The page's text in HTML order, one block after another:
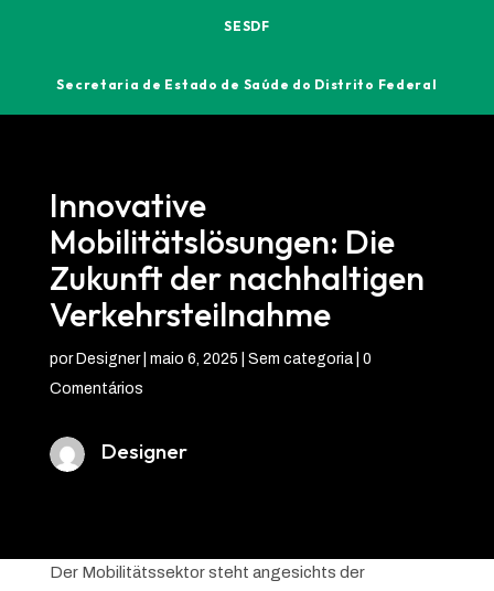
SESDF
Secretaria de Estado de Saúde do Distrito Federal
Innovative
Mobilitätslösungen: Die
Zukunft der nachhaltigen
Verkehrsteilnahme
por Designer| maio 6, 2025 | Sem categoria | 0
Comentários
Designer
Der Mobilitätssektor steht angesichts der